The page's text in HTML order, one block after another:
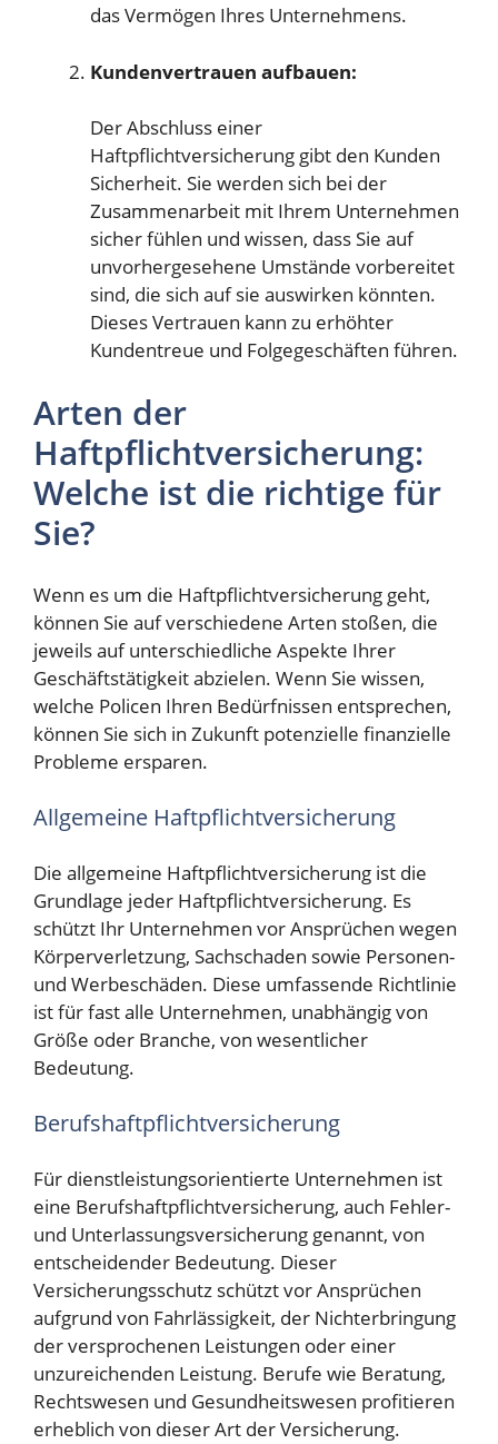
das Vermögen Ihres Unternehmens.
Kundenvertrauen aufbauen:
Der Abschluss einer
Haftpflichtversicherung gibt den Kunden
Sicherheit. Sie werden sich bei der
Zusammenarbeit mit Ihrem Unternehmen
sicher fühlen und wissen, dass Sie auf
unvorhergesehene Umstände vorbereitet
sind, die sich auf sie auswirken könnten.
Dieses Vertrauen kann zu erhöhter
Kundentreue und Folgegeschäften führen.
Arten der
Haftpflichtversicherung:
Welche ist die richtige für
Sie?
Wenn es um die Haftpflichtversicherung geht,
können Sie auf verschiedene Arten stoßen, die
jeweils auf unterschiedliche Aspekte Ihrer
Geschäftstätigkeit abzielen. Wenn Sie wissen,
welche Policen Ihren Bedürfnissen entsprechen,
können Sie sich in Zukunft potenzielle finanzielle
Probleme ersparen.
Allgemeine Haftpflichtversicherung
Die allgemeine Haftpflichtversicherung ist die
Grundlage jeder Haftpflichtversicherung. Es
schützt Ihr Unternehmen vor Ansprüchen wegen
Körperverletzung, Sachschaden sowie Personen-
und Werbeschäden. Diese umfassende Richtlinie
ist für fast alle Unternehmen, unabhängig von
Größe oder Branche, von wesentlicher
Bedeutung.
Berufshaftpflichtversicherung
Für dienstleistungsorientierte Unternehmen ist
eine Berufshaftpflichtversicherung, auch Fehler-
und Unterlassungsversicherung genannt, von
entscheidender Bedeutung. Dieser
Versicherungsschutz schützt vor Ansprüchen
aufgrund von Fahrlässigkeit, der Nichterbringung
der versprochenen Leistungen oder einer
unzureichenden Leistung. Berufe wie Beratung,
Rechtswesen und Gesundheitswesen profitieren
erheblich von dieser Art der Versicherung.